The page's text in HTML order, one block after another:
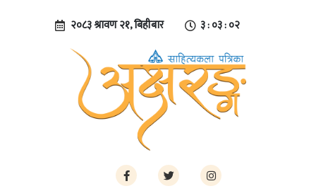
२०८३ श्रावण २१, बिहीबार ३ : ०३ : ०२